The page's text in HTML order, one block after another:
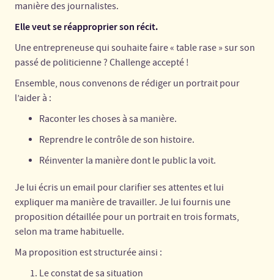
manière des journalistes.
Elle veut se réapproprier son récit.
Une entrepreneuse qui souhaite faire « table rase » sur son
passé de politicienne ? Challenge accepté !
Ensemble, nous convenons de rédiger un portrait pour
l’aider à :
Raconter les choses à sa manière.
Reprendre le contrôle de son histoire.
Réinventer la manière dont le public la voit.
Je lui écris un email pour clarifier ses attentes et lui
expliquer ma manière de travailler. Je lui fournis une
proposition détaillée pour un portrait en trois formats,
selon ma trame habituelle.
Ma proposition est structurée ainsi :
Le constat de sa situation